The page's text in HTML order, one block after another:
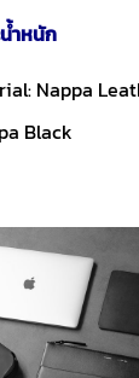
ำหนัก
Nappa
Black